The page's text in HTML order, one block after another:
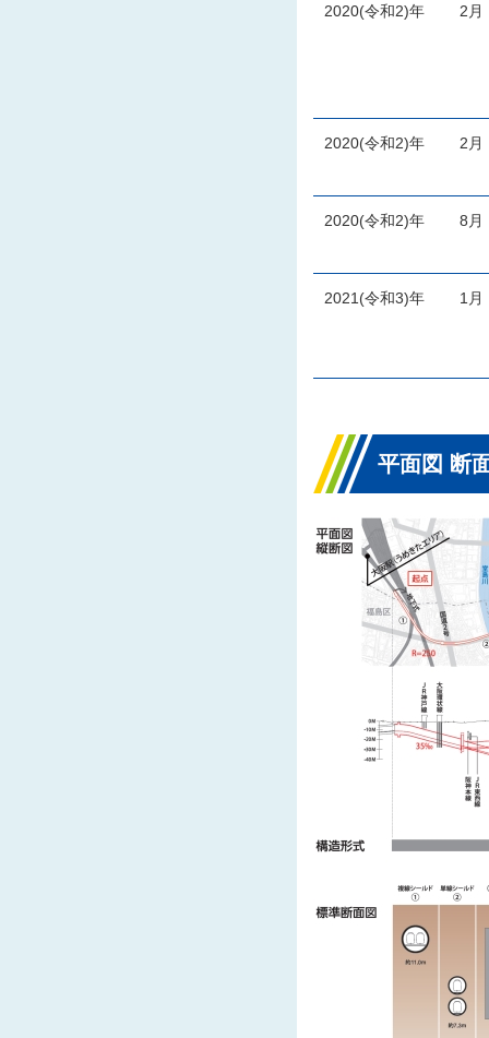
2020(令和2)年 2
2020(令和2)年 2
2020(令和2)年 8
2021(令和3)年 1
平面図 断